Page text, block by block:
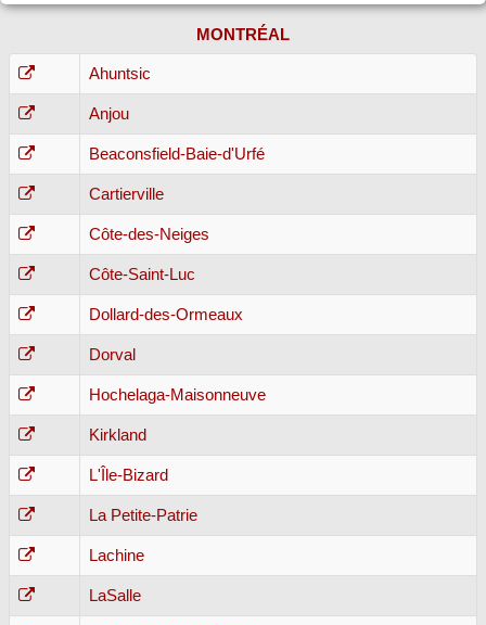
MONTRÉAL
Ahuntsic
Anjou
Beaconsfield-Baie-d'Urfé
Cartierville
Côte-des-Neiges
Côte-Saint-Luc
Dollard-des-Ormeaux
Dorval
Hochelaga-Maisonneuve
Kirkland
L'Île-Bizard
La Petite-Patrie
Lachine
LaSalle